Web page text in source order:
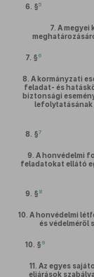
6. §5
7. A megyei
7. § 6
8. A kormányzati
feladat- és
biztonsági
lefolytatásának
8. §7
9. A honvédelmi
feladatokat ellátó
9. § 8
10. A honvédelmi
és védelméről
10. § 9
11. Az egyes
eljárások